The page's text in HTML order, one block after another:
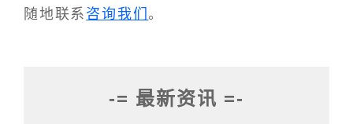
随地联系 咨询我们。
-= 最新资讯 =-